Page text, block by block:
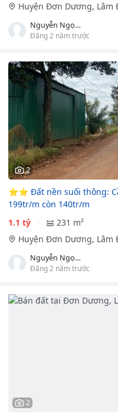
Huyện Đơn Dương, Lâm
Nguyễn Ngọc Tú
Đăng 2 năm trước
2
⭐️⭐️ Đất nền suối thông:
199tr/m còn 140tr/m
1.1 tỷ
231 m²
Huyện Đơn Dương, Lâm
Nguyễn Ngọc Tú
Đăng 2 năm trước
2